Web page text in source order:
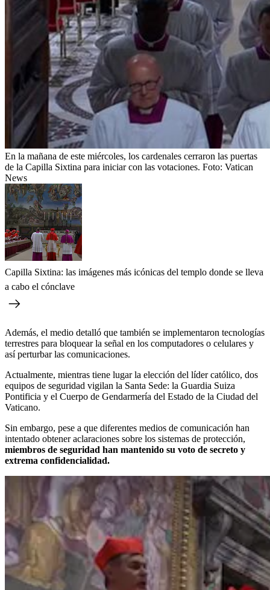
En la mañana de este miércoles, los cardenales cerraron las puertas
de la Capilla Sixtina para iniciar con las votaciones. Foto: Vatican
News
Capilla Sixtina: las imágenes más icónicas del templo donde se lleva
a cabo el cónclave
Además, el medio detalló que también se implementaron tecnologías
terrestres para bloquear la señal en los computadores o celulares y
así perturbar las comunicaciones.
Actualmente, mientras tiene lugar la elección del líder católico, dos
equipos de seguridad vigilan la Santa Sede: la Guardia Suiza
Pontificia y el Cuerpo de Gendarmería del Estado de la Ciudad del
Vaticano.
Sin embargo, pese a que diferentes medios de comunicación han
intentado obtener aclaraciones sobre los sistemas de protección,
miembros de seguridad han mantenido su voto de secreto y
extrema confidencialidad.